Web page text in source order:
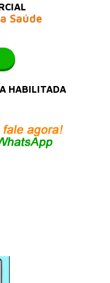
Saúde
HABILITADA